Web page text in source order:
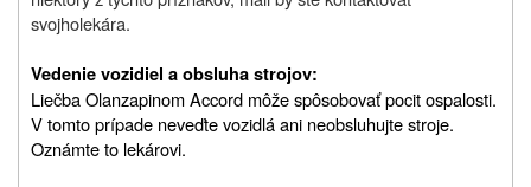
svojholekára.
Vedenie vozidiel a obsluha strojov:
Liečba Olanzapinom Accord môže spôsobovať pocit ospalosti.
V tomto prípade neveďte vozidlá ani neobsluhujte stroje.
Oznámte to lekárovi.